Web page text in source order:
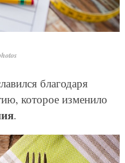
благодаря
которое изменило
.